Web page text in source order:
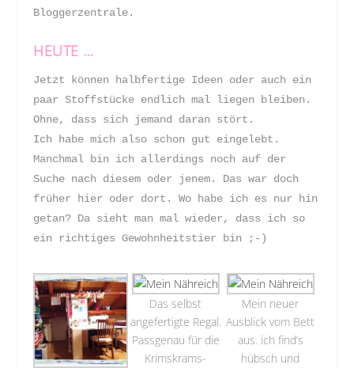
Bloggerzentrale.
HEUTE …
Jetzt können halbfertige Ideen oder auch ein
paar Stoffstücke endlich mal liegen bleiben.
Ohne, dass sich jemand daran stört.
Ich habe mich also schon gut eingelebt.
Manchmal bin ich allerdings noch auf der
Suche nach diesem oder jenem. Das war doch
früher hier oder dort. Wo habe ich es nur hin
getan? Da sieht man mal wieder, dass ich so
ein richtiges Gewohnheitstier bin ;-)
Das selbst
angefertigte Regal.
Passgenau für die
Krimskrams-
Mein neuer
Ausblick vom Bett
aus. ich find’s
hübsch und